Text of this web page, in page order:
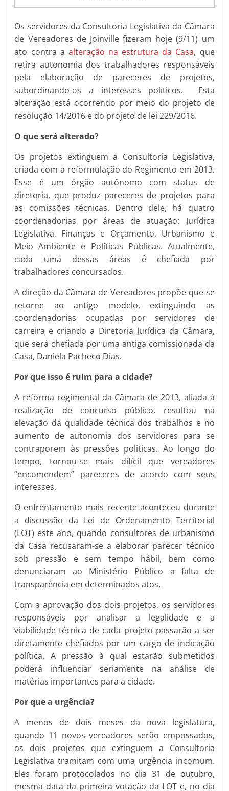
Os servidores da Consultoria Legislativa da Câmara
de Vereadores de Joinville fizeram hoje (9/11) um
ato contra a alteração na estrutura da Casa, que
retira autonomia dos trabalhadores responsáveis
pela elaboração de pareceres de projetos,
subordinando-os a interesses políticos. Esta
alteração está ocorrendo por meio do projeto de
resolução 14/2016 e do projeto de lei 229/2016.
O que será alterado?
Os projetos extinguem a Consultoria Legislativa,
criada com a reformulação do Regimento em 2013.
Esse é um órgão autônomo com status de
diretoria, que produz pareceres de projetos para
as comissões técnicas. Dentro dele, há quatro
coordenadorias por áreas de atuação: Jurídica
Legislativa, Finanças e Orçamento, Urbanismo e
Meio Ambiente e Políticas Públicas. Atualmente,
cada uma dessas áreas é chefiada por
trabalhadores concursados.
A direção da Câmara de Vereadores propõe que se
retorne ao antigo modelo, extinguindo as
coordenadorias ocupadas por servidores de
carreira e criando a Diretoria Jurídica da Câmara,
que será chefiada por uma antiga comissionada da
Casa, Daniela Pacheco Dias.
Por que isso é ruim para a cidade?
A reforma regimental da Câmara de 2013, aliada à
realização de concurso público, resultou na
elevação da qualidade técnica dos trabalhos e no
aumento de autonomia dos servidores para se
contraporem às pressões políticas. Ao longo do
tempo, tornou-se mais difícil que vereadores
“encomendem” pareceres de acordo com seus
interesses.
O enfrentamento mais recente aconteceu durante
a discussão da Lei de Ordenamento Territorial
(LOT) este ano, quando consultores de urbanismo
da Casa recusaram-se a elaborar parecer técnico
sob pressão e sem tempo hábil, bem como
denunciaram ao Ministério Público a falta de
transparência em determinados atos.
Com a aprovação dos dois projetos, os servidores
responsáveis por analisar a legalidade e a
viabilidade técnica de cada projeto passarão a ser
diretamente chefiados por um cargo de indicação
política. A pressão à qual estarão submetidos
poderá influenciar seriamente na análise de
matérias importantes para a cidade.
Por que a urgência?
A menos de dois meses da nova legislatura,
quando 11 novos vereadores serão empossados,
os dois projetos que extinguem a Consultoria
Legislativa tramitam com uma urgência incomum.
Eles foram protocolados no dia 31 de outubro,
mesma data da primeira votação da LOT e, no dia